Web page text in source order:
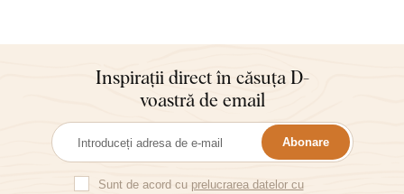
Inspirații direct în căsuța D-
voastră de email
Abonare
Sunt de acord cu prelucrarea datelor cu